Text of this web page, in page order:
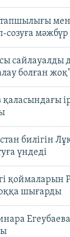
мен
созуға мәжбүр
сайлауалды
болған
қаласындағы
билігін
үндеді
қоймаларын
шығарды